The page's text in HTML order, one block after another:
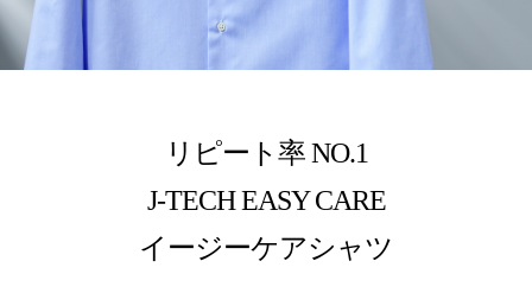
リピート率 NO.1
J-TECH EASY CARE
イージーケアシャツ